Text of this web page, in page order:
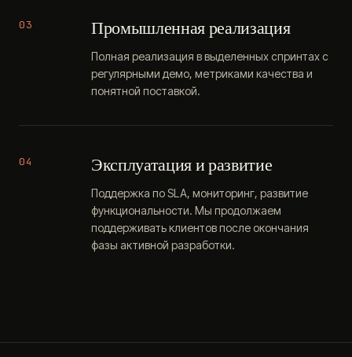
03 Промышленная реализация
Полная реализация в выделенных спринтах с
регулярными демо, метриками качества и
понятной поставкой.
04 Эксплуатация и развитие
Поддержка по SLA, мониторинг, развитие
функциональности. Мы продолжаем
поддерживать клиентов после окончания
фазы активной разработки.